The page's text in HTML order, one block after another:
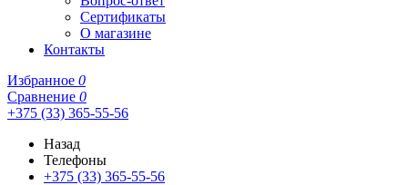
Сертификаты
О магазине
Контакты
Избранное 0
Сравнение 0
+375 (33) 365-55-56
Назад
Телефоны
+375 (33) 365-55-56